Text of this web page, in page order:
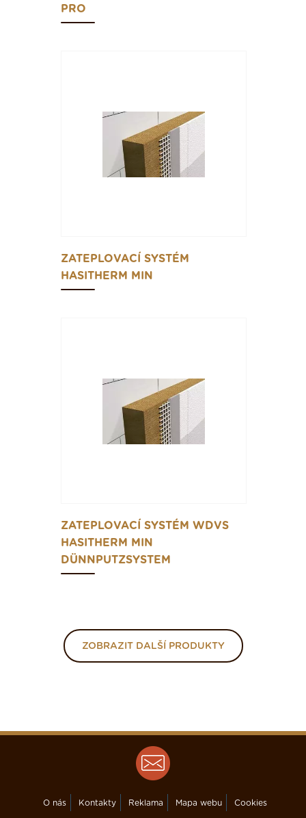
PRO
ZATEPLOVACÍ SYSTÉM
HASITHERM MIN
ZATEPLOVACÍ SYSTÉM WDVS
HASITHERM MIN
DÜNNPUTZSYSTEM
ZOBRAZIT DALŠÍ PRODUKTY
O nás Kontakty Reklama Mapa webu Cookies